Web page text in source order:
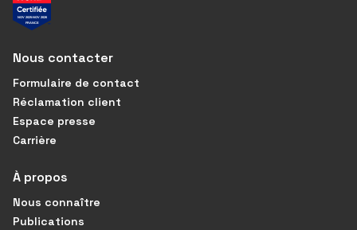
Nous contacter
Formulaire de contact
Réclamation client
Espace presse
Carrière
À propos
Nous connaître
Publications